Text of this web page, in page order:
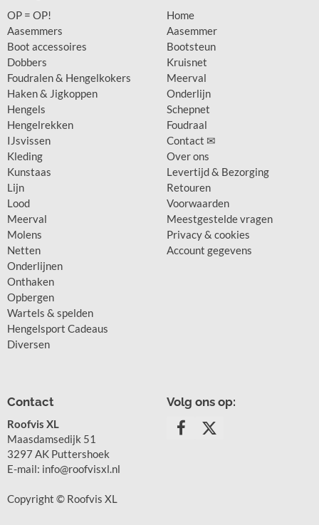
OP = OP!
Aasemmers
Boot accessoires
Dobbers
Foudralen & Hengelkokers
Haken & Jigkoppen
Hengels
Hengelrekken
IJsvissen
Kleding
Kunstaas
Lijn
Lood
Meerval
Molens
Netten
Onderlijnen
Onthaken
Opbergen
Wartels & spelden
Hengelsport Cadeaus
Diversen
Home
Aasemmer
Bootsteun
Kruisnet
Meerval
Onderlijn
Schepnet
Foudraal
Contact ✉
Over ons
Levertijd & Bezorging
Retouren
Voorwaarden
Meestgestelde vragen
Privacy & cookies
Account gegevens
Volg ons op:
Contact
Roofvis XL
Maasdamsedijk 51
3297 AK Puttershoek
E-mail: info@roofvisxl.nl
Copyright © Roofvis XL